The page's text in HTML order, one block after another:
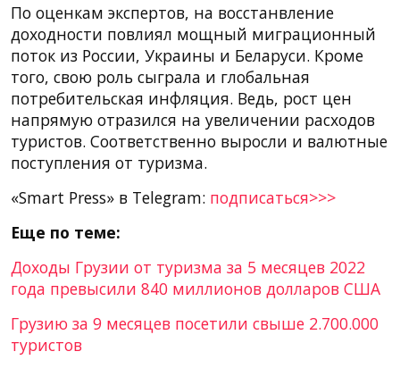
По оценкам экспертов, на восстанвление
доходности повлиял мощный миграционный
поток из России, Украины и Беларуси. Кроме
того, свою роль сыграла и глобальная
потребительская инфляция. Ведь, рост цен
напрямую отразился на увеличении расходов
туристов. Соответственно выросли и валютные
поступления от туризма.
«Smart Press» в Telegram: подписаться>>>
Еще по теме:
Доходы Грузии от туризма за 5 месяцев 2022
года превысили 840 миллионов долларов США
Грузию за 9 месяцев посетили свыше 2.700.000
туристов